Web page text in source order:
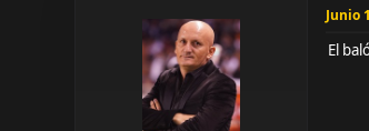
Junio
El